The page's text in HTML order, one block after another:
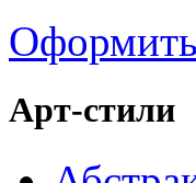
Оформить
Арт-стили